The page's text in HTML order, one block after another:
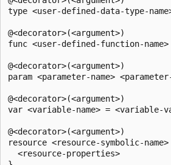
type <user-defined-data-type-
@<decorator>(<argument>)
func <user-defined-function-
@<decorator>(<argument>)
param <parameter-name>
@<decorator>(<argument>)
var <variable-name> = <variable-
@<decorator>(<argument>)
resource <resource-symbolic-
  <resource-properties>